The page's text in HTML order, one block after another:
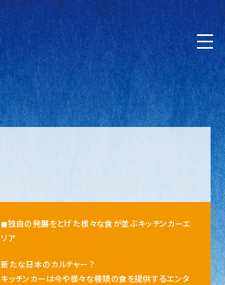
◼︎独自の発展をとげた様々な食が並ぶキッチンカーエ
リア
新たな日本のカルチャー？
キッチンカーは今や様々な種類の食を提供するエンタ